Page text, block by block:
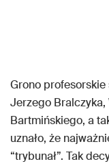
Grono profesorskie
Jerzego
Bartmińskiego, a
uznało, że
“trybunał”. Tak